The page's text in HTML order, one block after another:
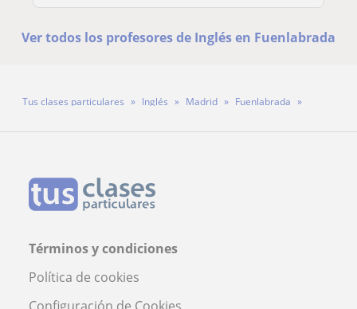
Ver todos los profesores de Inglés en Fuenlabrada
Tus clases particulares Inglés Madrid
Fuenlabrada
Términos y condiciones
Política de cookies
Configuración de Cookies